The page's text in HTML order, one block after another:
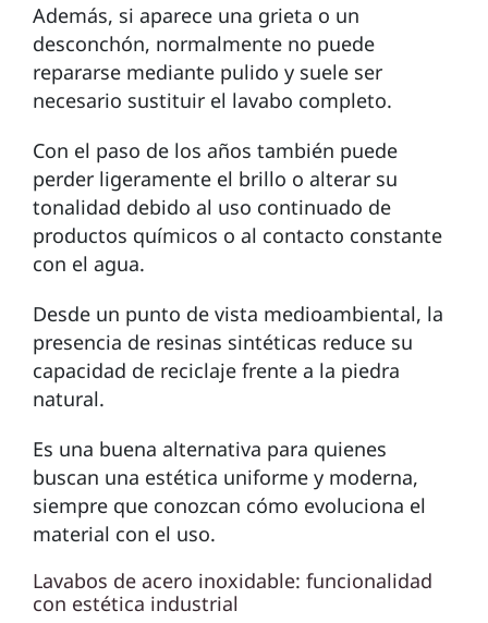
Además, si aparece una grieta o un
desconchón, normalmente no puede
repararse mediante pulido y suele ser
necesario sustituir el lavabo completo.
Con el paso de los años también puede
perder ligeramente el brillo o alterar su
tonalidad debido al uso continuado de
productos químicos o al contacto constante
con el agua.
Desde un punto de vista medioambiental, la
presencia de resinas sintéticas reduce su
capacidad de reciclaje frente a la piedra
natural.
Es una buena alternativa para quienes
buscan una estética uniforme y moderna,
siempre que conozcan cómo evoluciona el
material con el uso.
Lavabos de acero inoxidable: funcionalidad
con estética industrial